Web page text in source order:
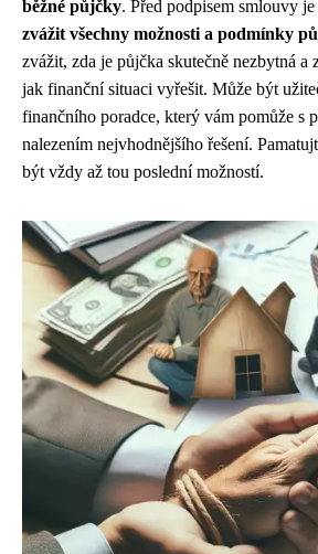
běžné půjčky. Před podpisem smlouvy
zvážit všechny možnosti a podmínky
zvážit, zda je půjčka skutečně nezbytná a
jak finanční situaci vyřešit. Může být
finančního poradce, který vám pomůže s
nalezením nejvhodnějšího řešení.
být vždy až tou poslední možností.